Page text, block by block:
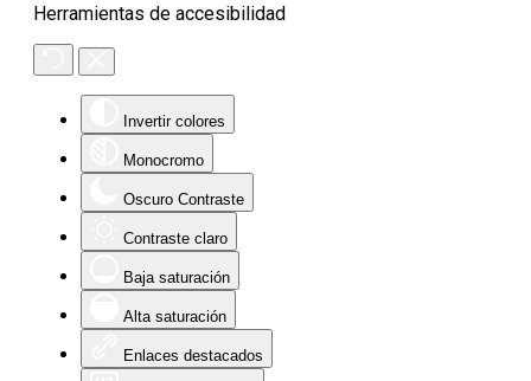
Herramientas de accesibilidad
Invertir colores
Monocromo
Oscuro Contraste
Contraste claro
Baja saturación
Alta saturación
Enlaces destacados